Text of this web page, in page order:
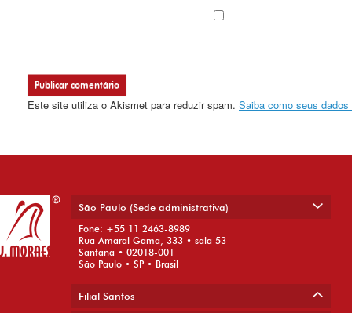
Este site utiliza o Akismet para reduzir spam. Saiba como seus
São Paulo (Sede administrativa)
Fone: +55 11 2463-8989
Rua Amaral Gama, 333 • sala 53
Santana • 02018-001
São Paulo • SP • Brasil
Filial Santos